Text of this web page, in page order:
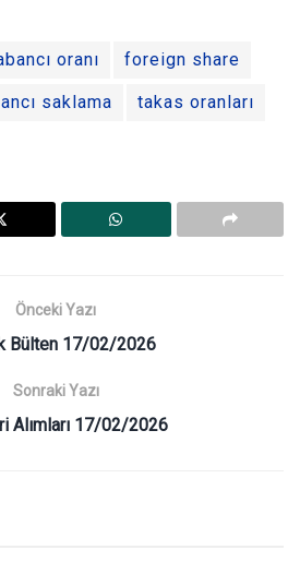
oranı foreign share
saklama takas oranları
Önceki Yazı
Bülten 17/02/2026
Sonraki Yazı
Alımları 17/02/2026